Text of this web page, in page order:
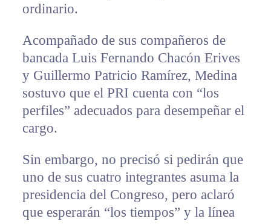
ordinario.
Acompañado de sus compañeros de
bancada Luis Fernando Chacón Erives
y Guillermo Patricio Ramírez, Medina
sostuvo que el PRI cuenta con “los
perfiles” adecuados para desempeñar el
cargo.
Sin embargo, no precisó si pedirán que
uno de sus cuatro integrantes asuma la
presidencia del Congreso, pero aclaró
que esperarán “los tiempos” y la línea